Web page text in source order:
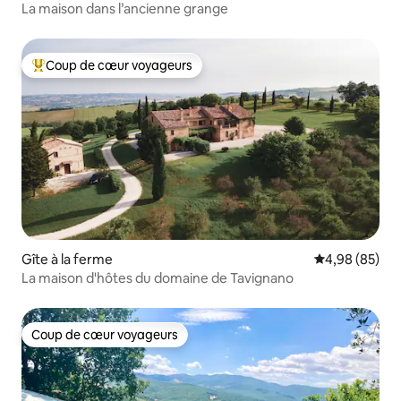
La maison dans l’ancienne grange
Coups de cœur voyageurs les plus appréciés
Coup de cœur voyageurs
Gîte à la ferme Évaluation
4,98 (85)
La maison d'hôtes du domaine de Tavignano
Coup de cœur voyageurs
Coup de cœur voyageurs